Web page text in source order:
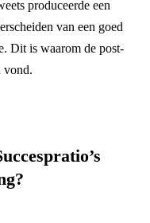
produceerde een
van een goed
Dit is waarom de post-
vond.